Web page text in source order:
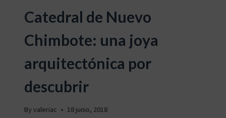
Catedral de Nuevo
Chimbote: una joya
arquitectónica por
descubrir
Byvaleriac 18 junio, 2018